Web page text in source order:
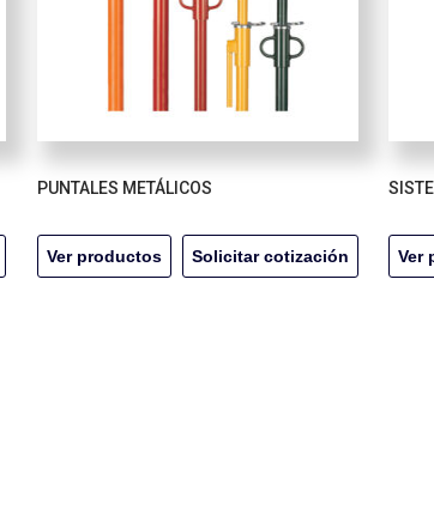
PUNTALES METÁLICOS
Ver productos Solicitar cotización Ver